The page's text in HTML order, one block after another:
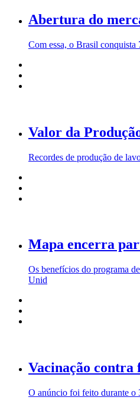
Abertura do
Com essa, o Brasil conquista
Valor da
Recordes de produção de
Mapa encerra
Os benefícios do programa
Unid
Vacinação contra
O anúncio foi feito durante o